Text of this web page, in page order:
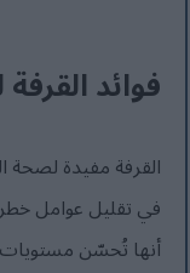
فوائد
القرفة مفيدة لصحة
في تقليل عوامل
أنها تُحسّن